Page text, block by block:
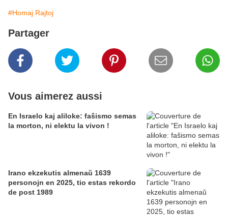
#Homaj Rajtoj
Partager
Vous aimerez aussi
En Israelo kaj aliloke: faŝismo semas
la morton, ni elektu la vivon !
Irano ekzekutis almenaŭ 1639
personojn en 2025, tio estas rekordo
de post 1989